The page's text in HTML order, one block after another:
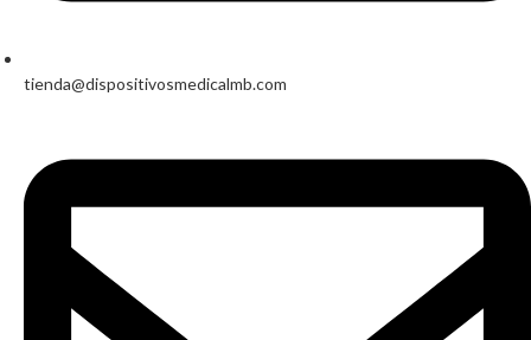
tienda@dispositivosmedicalmb.com